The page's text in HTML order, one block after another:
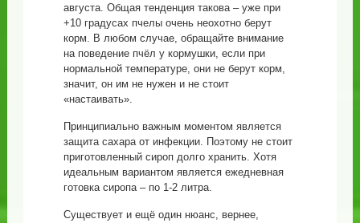
августа. Общая тенденция такова – уже при
+10 градусах пчелы очень неохотно берут
корм. В любом случае, обращайте внимание
на поведение пчёл у кормушки, если при
нормальной температуре, они не берут корм,
значит, он им не нужен и не стоит
«настаивать».
Принципиально важным моментом является
защита сахара от инфекции. Поэтому не стоит
приготовленный сироп долго хранить. Хотя
идеальным вариантом является ежедневная
готовка сиропа – по 1-2 литра.
Существует и ещё один нюанс, вернее,